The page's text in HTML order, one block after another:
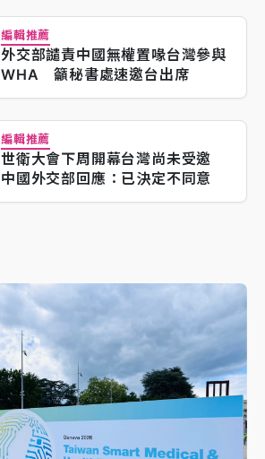
編輯推薦
外交部譴責中國無權置喙台灣參與
WHA 籲秘書處速邀台出席
編輯推薦
世衛大會下周開幕台灣尚未受邀
中國外交部回應：已決定不同意